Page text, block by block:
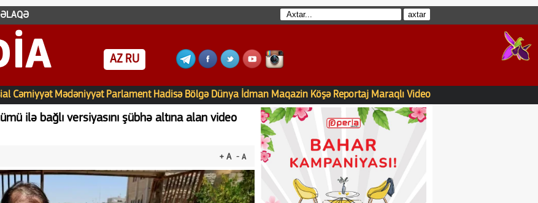
ƏLAQƏ
AZ RU
Cəmiyyət Mədəniyyət Parlament Hadisə Bölgə Dünya İdman Maqazin Köşə Reportaj Maraqlı Video
ilə bağlı versiyasını şübhə altına alan video
+ A - A